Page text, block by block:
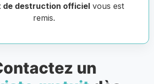
destruction officiel vous est
remis.
un